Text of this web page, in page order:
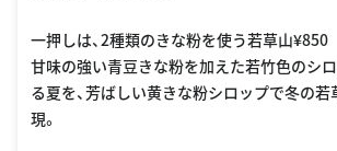
一押しは、2種類のきな粉を使う若草山¥850
甘味の強い青豆きな粉を加えた若竹色のシ
る夏を、芳ばしい黄きな粉シロップで冬の
現。